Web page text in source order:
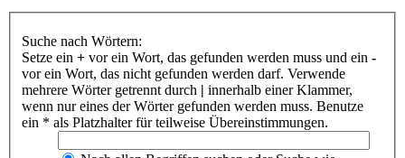
Suche nach Wörtern:
Setze ein + vor ein Wort, das gefunden werden muss und ein -
vor ein Wort, das nicht gefunden werden darf. Verwende
mehrere Wörter getrennt durch | innerhalb einer Klammer,
wenn nur eines der Wörter gefunden werden muss. Benutze
ein * als Platzhalter für teilweise Übereinstimmungen.